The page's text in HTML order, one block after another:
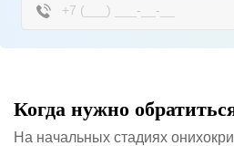
Когда нужно
На начальных стадиях